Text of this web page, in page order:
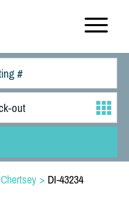
Chertsey > DI-43234